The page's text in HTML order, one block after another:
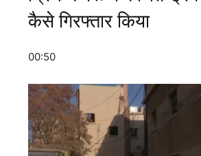
कैसे गिरफ्तार किया
00:50